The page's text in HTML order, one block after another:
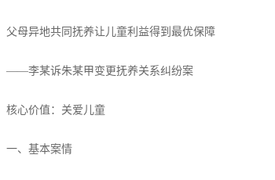
父母异地共同抚养让儿童利益得到最优保障
——李某诉朱某甲变更抚养关系纠纷案
核心价值：关爱儿童
一、基本案情